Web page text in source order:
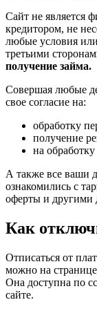
Сайт не является
кредитором, не
любые условия
третьими
получение займа.
Совершая любые
свое согласие на:
обработку
получение
на
А также все ваши
ознакомились с
оферты и другими
Как
Отписаться от
можно на
Она доступна по
сайте.